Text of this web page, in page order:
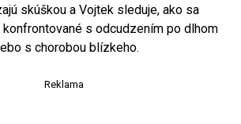
skúškou a Vojtek sleduje, ako sa
konfrontované s odcudzením po dlhom
s chorobou blízkeho.
Reklama